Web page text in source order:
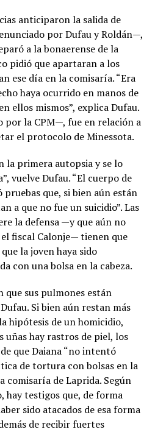
anticiparon la salida de
por Dufau y Roldán—,
a la bonaerense de la
pidió que apartaran a los
ese día en la comisaría. “Era
haya ocurrido en manos de
ellos mismos”, explica Dufau.
por la CPM—, fue en relación a
el protocolo de Minessota.
la primera autopsia y se lo
vuelve Dufau. “El cuerpo de
que, si bien aún están
a que no fue un suicidio”. Las
la defensa —y que aún no
fiscal Calonje— tienen que
la joven haya sido
con una bolsa en la cabeza.
que sus pulmones están
Si bien aún restan más
hipótesis de un homicidio,
uñas hay rastros de piel, los
que Daiana “no intentó
de tortura con bolsas en la
comisaría de Laprida. Según
hay testigos que, de forma
sido atacados de esa forma
de recibir fuertes